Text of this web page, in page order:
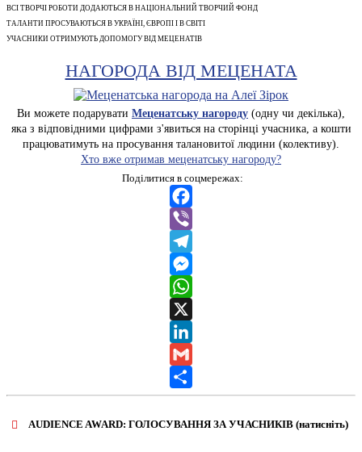
ВСІ ТВОРЧІ РОБОТИ ДОДАЮТЬСЯ В НАЦІОНАЛЬНИЙ ТВОРЧИЙ ФОНД
ТАЛАНТИ ПРОСУВАЮТЬСЯ В УКРАЇНІ, ЄВРОПІ І В СВІТІ
УЧАСНИКИ ОТРИМУЮТЬ ДОПОМОГУ ВІД МЕЦЕНАТІВ
НАГОРОДА ВІД МЕЦЕНАТА
Ви можете подарувати Меценатську нагороду (одну чи декілька),
яка з відповідними цифрами з'явиться на сторінці учасника, а кошти
працюватимуть на просування талановитої людини (колективу).
Хто вже отримав меценатську нагороду?
Поділитися в соцмережах:
Facebook
Viber
Telegram
Messenger
WhatsApp
X
LinkedIn
Gmail
Share
AUDIENCE AWARD: ГОЛОСУВАННЯ ЗА УЧАСНИКІВ (натисніть)